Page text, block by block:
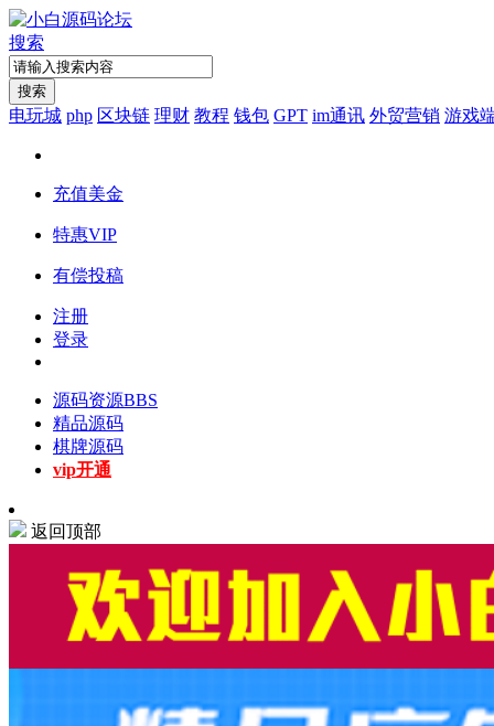
搜索
搜索
电玩城 php 区块链 理财 教程 钱包 GPT im通讯 外贸营销 游戏
充值美金
特惠VIP
有偿投稿
注册
登录
源码资源BBS
精品源码
棋牌源码
vip开通
返回顶部